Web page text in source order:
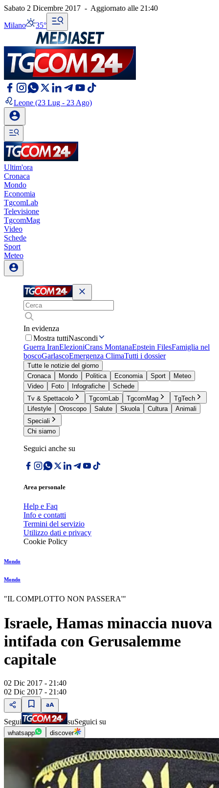
Sabato 2 Dicembre 2017 - Aggiornato alle 21:40
Milano 35°
Leone (23 Lug - 23 Ago)
Ultim'ora
Cronaca
Mondo
Economia
TgcomLab
Televisione
TgcomMag
Video
Schede
Sport
Meteo
In evidenza
Mostra tuttiNascondi
Guerra IranElezioniCrans MontanaEpstein FilesFamiglia nel
boscoGarlascoEmergenza ClimaTutti i dossier
Tutte le notizie del giorno
Cronaca
Mondo Politica Economia Sport
Meteo
Video
Foto Infografiche
Schede
Tv & Spettacolo
TgcomLab TgcomMag
TgTech
Lifestyle
Oroscopo Salute Skuola Cultura
Animali
Speciali
Chi siamo
Seguici anche su
Area personale
Help e Faq
Info e contatti
Termini del servizio
Utilizzo dati e privacy
Cookie Policy
Mondo
Mondo
"IL COMPLOTTO NON PASSERA'"
Israele, Hamas minaccia nuova
intifada con Gerusalemme
capitale
02 Dic 2017 - 21:40
02 Dic 2017 - 21:40
Segui suSeguici su
whatsapp discover